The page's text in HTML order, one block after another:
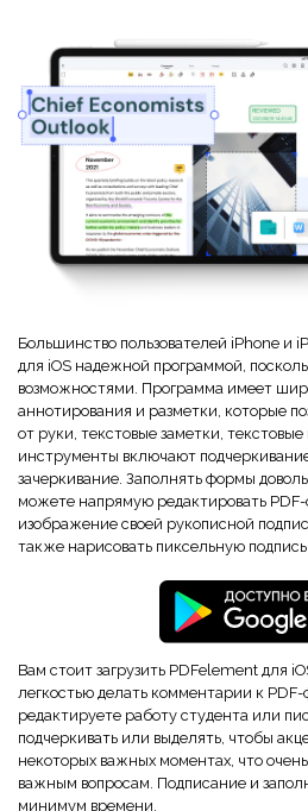
Большинство пользователей iPhone и
для iOS надежной программой,
возможностями. Программа имеет
аннотирования и разметки, которые
от руки, текстовые заметки,
инструменты включают
зачеркивание. Заполнять формы
можете напрямую редактировать
изображение своей рукописной
также нарисовать пиксельную
Вам стоит загрузить PDFelement для
легкостью делать комментарии к
редактируете работу студента или
подчеркивать или выделять, чтобы
некоторых важных моментах, что
важным вопросам. Подписание и
минимум времени.